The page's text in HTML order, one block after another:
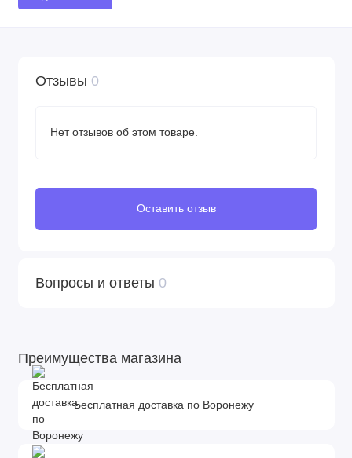
Отзывы 0
Нет отзывов об этом товаре.
Оставить отзыв
Вопросы и ответы 0
Преимущества магазина
Бесплатная доставка по Воронежу